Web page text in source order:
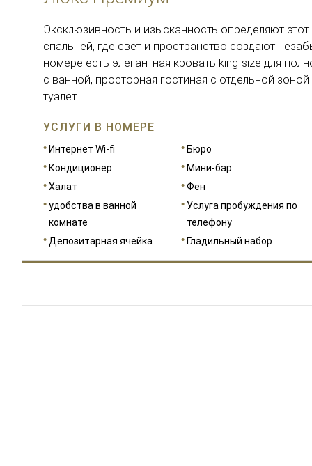
Эксклюзивность и изысканность определяют
спальней, где свет и пространство создают
номере есть элегантная кровать king-size для
с ванной, просторная гостиная с отдельной
туалет.
УСЛУГИ В НОМЕРЕ
Интернет Wi-fi
Кондиционер
Халат
удобства в ванной
комнате
Депозитарная ячейка
Бюро
Мини-бар
Фен
Услуга пробуждения по
телефону
Гладильный набор